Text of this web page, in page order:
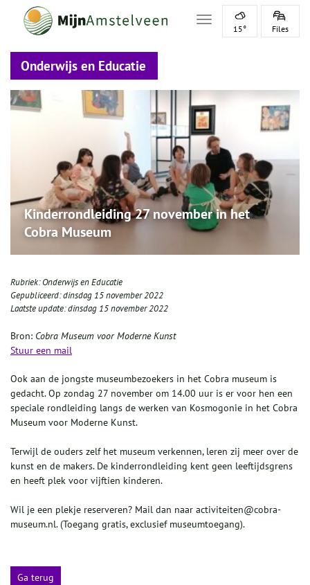
Toggle navigation
15° Files
Onderwijs en Educatie
Kinderrondleiding 27 november in het
Cobra Museum
Rubriek:Onderwijs en Educatie
Gepubliceerd:dinsdag 15 november 2022
Laatste update:dinsdag 15 november 2022
Bron: Cobra Museum voor Moderne Kunst
Stuur een mail
Ook aan de jongste museumbezoekers in het Cobra museum is
gedacht. Op zondag 27 november om 14.00 uur is er voor hen een
speciale rondleiding langs de werken van Kosmogonie in het Cobra
Museum voor Moderne Kunst.
Terwijl de ouders zelf het museum verkennen, leren zij meer over de
kunst en de makers. De kinderrondleiding kent geen leeftijdsgrens
en heeft plek voor vijftien kinderen.
Wil je een plekje reserveren? Mail dan naar activiteiten@cobra-
museum.nl. (Toegang gratis, exclusief museumtoegang).
Ga terug